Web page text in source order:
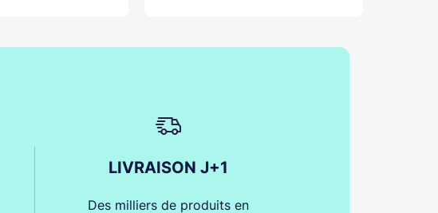
LIVRAISON J+1
Des milliers de produits en